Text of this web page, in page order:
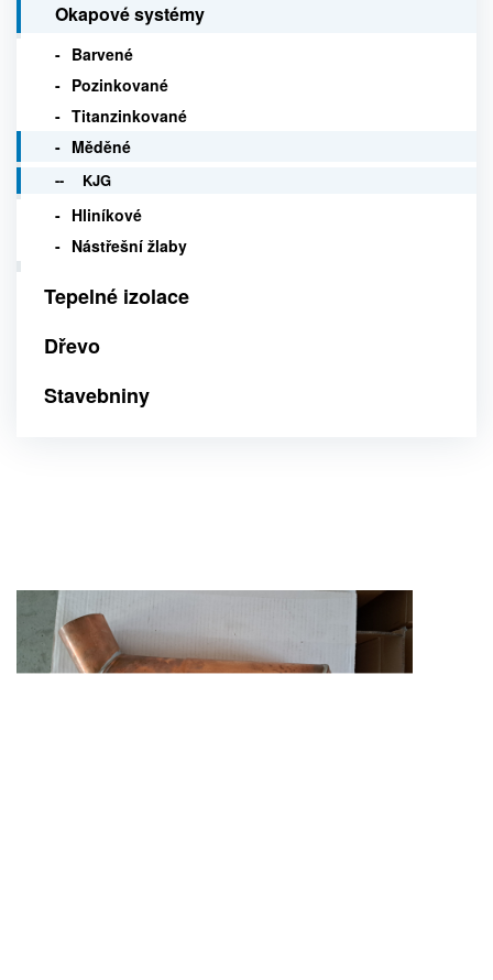
Okapové systémy
Barvené
Pozinkované
Titanzinkované
Měděné
KJG
Hliníkové
Nástřešní žlaby
Tepelné izolace
Dřevo
Stavebniny